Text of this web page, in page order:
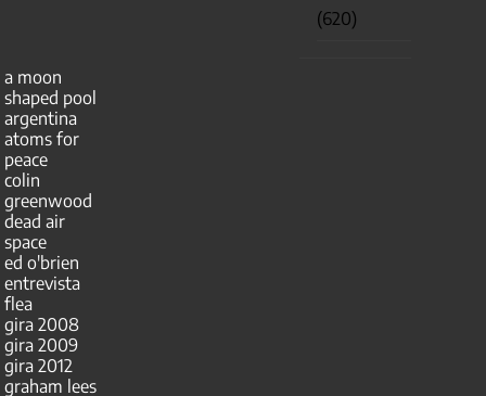
(620)
a moon
shaped pool
argentina
atoms for
peace
colin
greenwood
dead air
space
ed o'brien
entrevista
flea
gira 2008
gira 2009
gira 2012
graham lees